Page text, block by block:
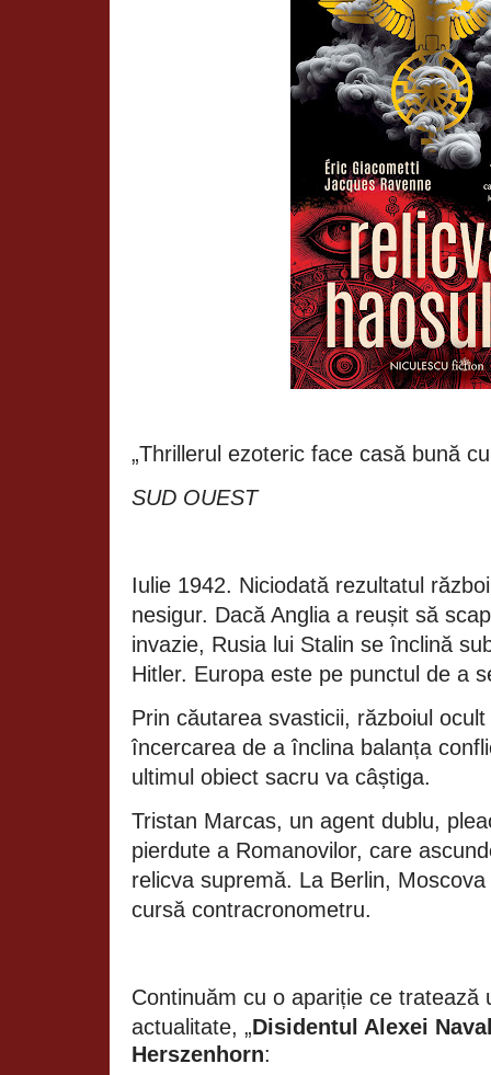
„Thrillerul ezoteric face casă bună
SUD OUEST
Iulie 1942. Niciodată rezultatul
nesigur. Dacă Anglia a reușit să
invazie, Rusia lui Stalin se înclină
Hitler. Europa este pe punctul de a
Prin căutarea svasticii, războiul
încercarea de a înclina balanța
ultimul obiect sacru va câștiga.
Tristan Marcas, un agent dublu,
pierdute a Romanovilor, care
relicva supremă. La Berlin,
cursă contracronometru.
Continuăm cu o apariție ce tratează
actualitate, „Disidentul Alexei
Herszenhorn: